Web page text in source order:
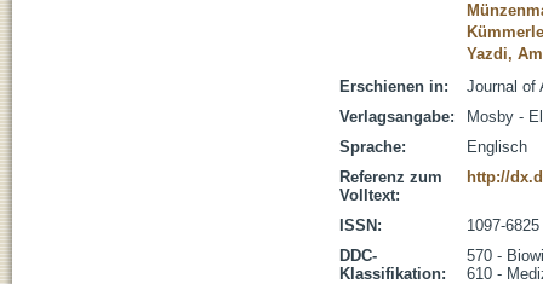
Yazdi,
Erschienen in:
Journal of
Verlagsangabe:
Mosby -
Sprache:
Englisch
Referenz zum
Volltext:
http://
ISSN:
1097-6825
DDC-
Klassifikation:
570 -
610 -